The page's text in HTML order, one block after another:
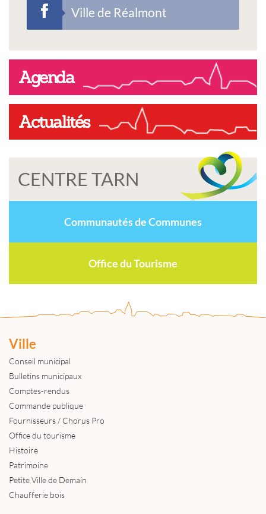
Ville de Réalmont
Agenda
Actualités
CENTRE TARN
Communautés de Communes
Office du Tourisme
Ville
Conseil municipal
Bulletins municipaux
Comptes-rendus
Commande publique
Fournisseurs / Chorus Pro
Office du tourisme
Histoire
Patrimoine
Petite Ville de Demain
Chaufferie bois